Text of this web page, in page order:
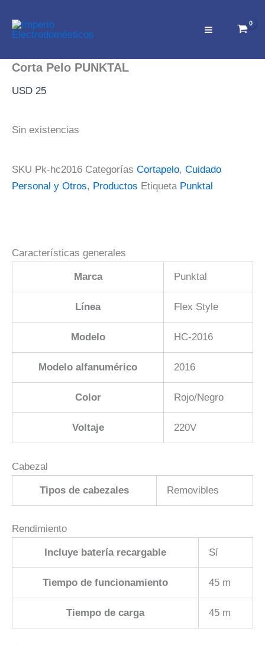
contenido
Corta Pelo PUNKTAL
USD 25
Sin existencias
SKU Pk-hc2016 Categorías Cortapelo, Cuidado
Personal y Otros, Productos Etiqueta Punktal
Características generales
Marca Punktal
Línea Flex Style
Modelo HC-2016
Modelo alfanumérico 2016
Color Rojo/Negro
Voltaje 220V
Cabezal
Tipos de cabezales Removibles
Rendimiento
Incluye batería recargable Sí
Tiempo de funcionamiento 45 m
Tiempo de carga 45 m